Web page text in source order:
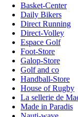
Basket-Center
Daily Bikers
Direct Running
Direct-Volley
Espace Golf
Foot-Store
Galop-Store
Golf and co
Handball-Store
House of Rugby
La sellerie de
Made in Paradis